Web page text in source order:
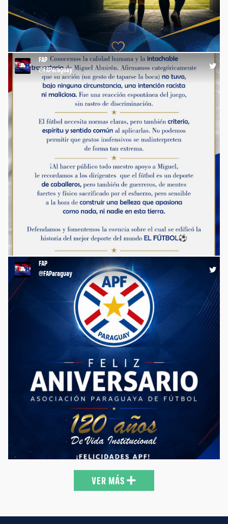
💪🏻 ¡FELIZ DÍA, PAPÁ! 👨🏻👴🏻👨🏼 ⚽️🙌🏻 ¡Gracias por
enseñarme el valor del esfuerzo y la importancia de nunca
rendirme! 🤝🏻 #DíaDelPadre #PapáFutbolero #FAP
#FútbolParaguayo 🇵🇾 #Paraguay https://t.co/FKSbCdzbIk
00:40 21-06-26
FAP
@FAParaguay
Manifiesto de Rogelio Delgado - Capitán de la Albirroja en el
Mundial México 86, sobre la nueva regla y la expulsión de
Miguel Almirón en el partido entre Paraguay 🇵🇾 y Turquía
🇹🇷, disputado en el marco del Mundial 2026.
https://t.co/OerFS50Z9l
23:18 20-06-26
FAP
@FAParaguay
🇵🇾 ¡Felicidades por los 120 años de vida institucional a la
@APFOficial! 🤝🏻 ⚽️Desde Futbolistas Asociados del Paraguay
deseamos lo mejor por este nuevo aniversario de la fecha
fundacional a todos los que hacen a la Asociación Paraguaya de
Fútbol. #FAP #FútbolParaguayo #Paraguay
https://t.co/6AepyopZ6J
VER MÁS